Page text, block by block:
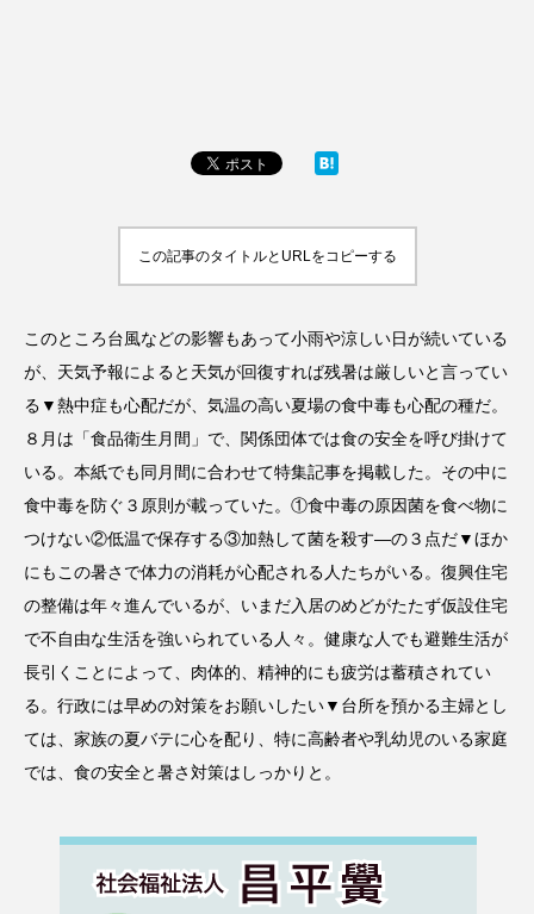
この記事のタイトルとURLをコピーする
このところ台風などの影響もあって小雨や涼しい日が続いている
が、天気予報によると天気が回復すれば残暑は厳しいと言ってい
る▼熱中症も心配だが、気温の高い夏場の食中毒も心配の種だ。
８月は「食品衛生月間」で、関係団体では食の安全を呼び掛けて
いる。本紙でも同月間に合わせて特集記事を掲載した。その中に
食中毒を防ぐ３原則が載っていた。①食中毒の原因菌を食べ物に
つけない②低温で保存する③加熱して菌を殺す―の３点だ▼ほか
にもこの暑さで体力の消耗が心配される人たちがいる。復興住宅
の整備は年々進んでいるが、いまだ入居のめどがたたず仮設住宅
で不自由な生活を強いられている人々。健康な人でも避難生活が
長引くことによって、肉体的、精神的にも疲労は蓄積されてい
る。行政には早めの対策をお願いしたい▼台所を預かる主婦とし
ては、家族の夏バテに心を配り、特に高齢者や乳幼児のいる家庭
では、食の安全と暑さ対策はしっかりと。